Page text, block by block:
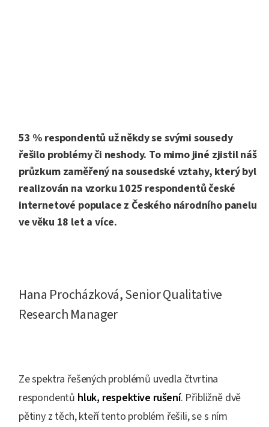
53 % respondentů už někdy se svými sousedy
řešilo problémy či neshody. To mimo jiné zjistil náš
průzkum zaměřený na sousedské vztahy, který byl
realizován na vzorku 1025 respondentů české
internetové populace z Českého národního panelu
ve věku 18 let a více.
Hana Procházková, Senior Qualitative
Research Manager
Ze spektra řešených problémů uvedla čtvrtina
respondentů hluk, respektive rušení. Přibližně dvě
pětiny z těch, kteří tento problém řešili, se s ním